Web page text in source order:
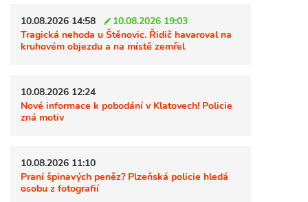
10.08.2026 14:58
10.08.2026 19:03
Tragická nehoda u Štěnovic. Řidič havaroval na
kruhovém objezdu a na místě zemřel
10.08.2026 12:24
Nové informace k pobodání v Klatovech! Policie
zná motiv
10.08.2026 11:10
Praní špinavých peněz? Plzeňská policie hledá
osobu z fotografií